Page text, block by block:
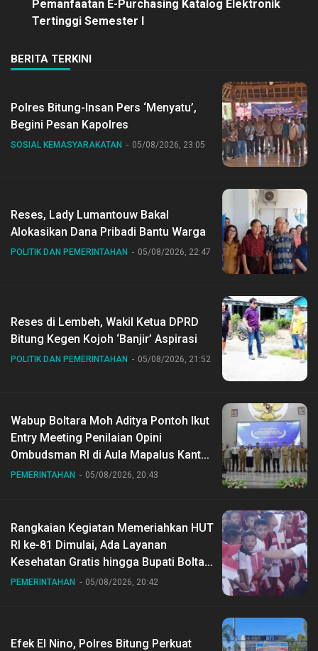
Pemanfaatan E-Purchasing Katalog Elektronik
Tertinggi Semester I
BERITA TERKINI
Polres Bitung-Insan Pers ‘Menyatu’,
Begini Pesan Kapolres
SOSIAL KEMASYARAKATAN 05/08/2026, 23:05
Reses, Lady Lumantouw Bakal
Alokasikan Dana Pribadi Bantu Warga
POLITIK DAN PEMERINTAHAN 05/08/2026, 22:47
Reses di Lembeh, Wakil Ketua DPRD
Bitung Kegen Kojoh ‘Banjir’ Aspirasi
POLITIK DAN PEMERINTAHAN 05/08/2026, 21:52
Wabup Boltara Moh Aditya Pontoh Ikut
Entry Meeting Penilaian Opini
Ombudsman RI di Aula Mapalus Kantur
Gubernur Sulut
PEMERINTAHAN 05/08/2026, 20:43
Rangkaian Kegiatan Memeriahkan HUT
RI ke-81 Dimulai, Ada Layanan
Kesehatan Gratis hingga Bupati Boltara
Dr Sirajudin Lasena Ikut Jalan Sehat
PEMERINTAHAN 05/08/2026, 20:42
Efek El Nino, Polres Bitung Perkuat